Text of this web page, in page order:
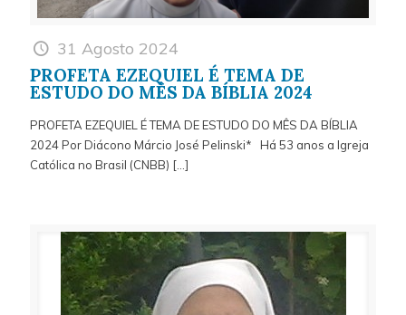
31 Agosto 2024
PROFETA EZEQUIEL É TEMA DE
ESTUDO DO MÊS DA BÍBLIA 2024
PROFETA EZEQUIEL É TEMA DE ESTUDO DO MÊS DA BÍBLIA
2024 Por Diácono Márcio José Pelinski* Há 53 anos a Igreja
Católica no Brasil (CNBB) […]